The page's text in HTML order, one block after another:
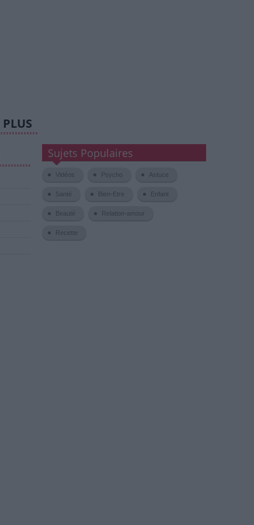
PLUS
Sujets Populaires
Vidéos Psycho Astuce
Santé Bien-Etre Enfant
Beauté Relation-amour
Recette